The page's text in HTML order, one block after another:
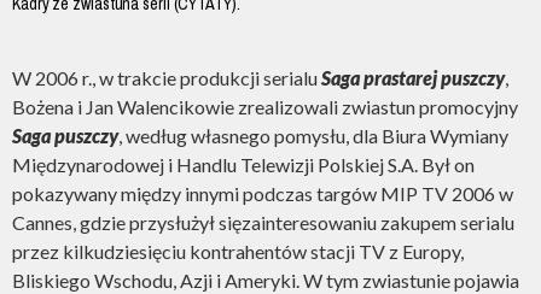
W 2006 r., w trakcie produkcji serialuSaga prastarej puszczy,
Bożena i Jan Walencikowie zrealizowali zwiastun promocyjny
Saga puszczy, według własnego pomysłu, dla Biura Wymiany
Międzynarodowej i Handlu Telewizji Polskiej S.A. Był on
pokazywany między innymi podczas targów MIP TV 2006 w
Cannes, gdzie przysłużył sięzainteresowaniu zakupem serialu
przez kilkudziesięciu kontrahentów stacji TV z Europy,
Bliskiego Wschodu, Azji i Ameryki. W tym zwiastunie pojawia